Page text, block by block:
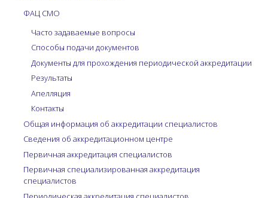
ФАЦ СМО
Часто задаваемые вопросы
Способы подачи документов
Документы для прохождения периодической аккредитации
Результаты
Апелляция
Контакты
Общая информация об аккредитации специалистов
Сведения об аккредитационном центре
Первичная аккредитация специалистов
Первичная специализированная аккредитация
специалистов